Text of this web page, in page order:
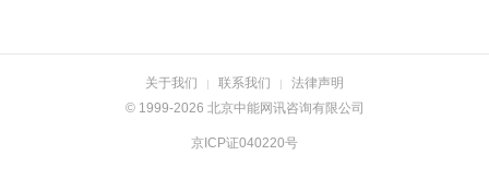
关于我们 | 联系我们 |
法律声明
© 1999-2026 北京中能网讯咨询有限公司
京ICP证040220号